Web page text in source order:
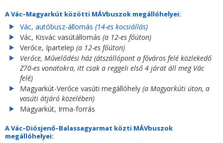
A Vác–Magyarkút közötti MÁVbuszok megállóhelyei:
Vác, autóbusz-állomás (14-es kocsiállás)
Vác, Kisvác vasútállomás (a 12-es főúton)
Verőce, Ipartelep (a 12-es főúton)
Verőce, Művelődési ház (átszállópont a főváros felé közlekedő
Z70-es vonatokra, itt csak a reggeli első 4 járat áll meg Vác
felé)
Magyarkút-Verőce vasúti megállóhely (a Magyarkúti úton, a
vasúti átjáró közelében)
Magyarkút, Irma-forrás
A Vác–Diósjenő–Balassagyarmat közti MÁVbuszok
megállóhelyei: